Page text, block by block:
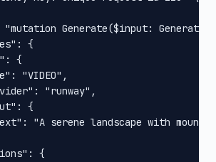
"mutation Generate($input:
{
{
"VIDEO",
"runway",
{
"A serene landscape with
{